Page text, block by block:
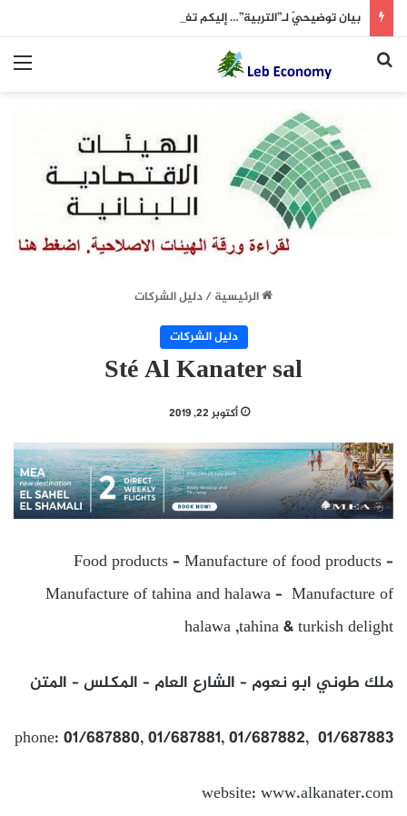
بيان توضيحيّ لـ”التربية”… إليكم تفاصيله
بحث عن
الرئيسية/دليل الشركات
دليل الشركات
Sté Al Kanater sal
أكتوبر 22, 2019
Food products – Manufacture of food products –
Manufacture of tahina and halawa – Manufacture of
halawa ,tahina & turkish delight
ملك طوني ابو نعوم – الشارع العام – المكلس – المتن
phone: 01/687880, 01/687881, 01/687882, 01/687883
website: www.alkanater.com